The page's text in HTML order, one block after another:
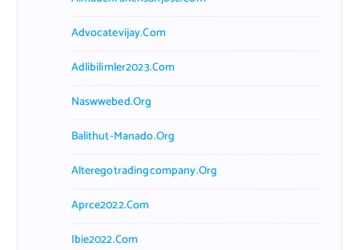
Advocatevijay.com
Adlibilimler2023.com
Naswwebed.org
Balithut-Manado.org
Alteregotradingcompany.org
Aprce2022.com
Ibie2022.com